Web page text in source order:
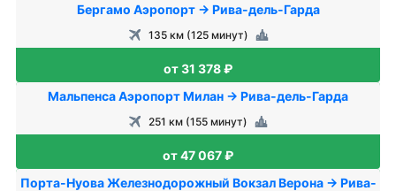
Бергамо Аэропорт → Рива-дель-Гарда
135 км (125 минут)
от 31 378 ₽
Мальпенса Аэропорт Милан → Рива-дель-Гарда
251 км (155 минут)
от 47 067 ₽
Порта-Нуова Железнодорожный Вокзал Верона → Рива-